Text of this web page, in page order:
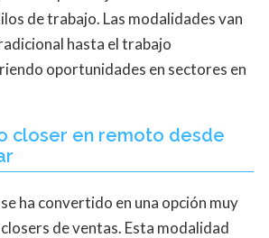
de trabajo. Las modalidades van
hasta el trabajo
oportunidades en sectores en
closer en remoto desde
ha convertido en una opción muy
de ventas. Esta modalidad